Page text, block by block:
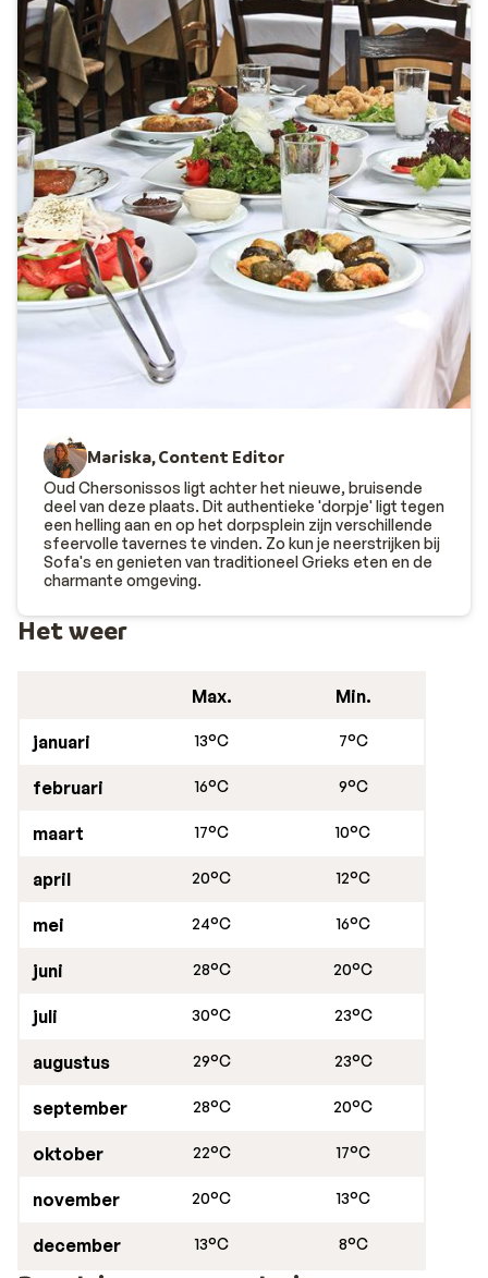
Overdag zon, ‘s avonds feest
Chersonissos heeft een heerlijk warm, mediterraans
klimaat. Vooral tijdens de zomermaanden zijn de
temperaturen perfect voor een ontspannen
strandvakantie. Hou jij wel van een feestje na al dat
relaxen? Ook dan is Chersonissos echt iets voor jou.
Niet voor niets staat deze plaats bekend als party-
paradijs. Je kunt hier tot diep in de nacht dansen
dankzij het grote aanbod van clubs, bars en andere
uitgaansgelegenheden. Maar ook overdag is het
centrumthe place to be
. Langs de gezellige boulevard
vind je de leukste barretjes en tavernes, en er is een
grote winkelstraat waar je met gemak een paar uur
zoet bent. Shop een nieuwe bikini voor op het strand of
scoor een fles lokale raki voor de thuisblijvers. Maak je
vakantie compleet met een
Spinalongaof ontdek de natuur van Kreta en maak een
wandeling door een imposante rotskloof. Genoeg te
Mariska, Content Editor
Oud Chersonissos ligt achter het nieuwe, bruisende
deel van deze plaats. Dit authentieke 'dorpje' ligt tegen
een helling aan en op het dorpsplein zijn verschillende
sfeervolle tavernes te vinden. Zo kun je neerstrijken bij
Sofa's en genieten van traditioneel Grieks eten en de
charmante omgeving.
Het weer
Max. Min.
januari 13°C 7°C
februari 16°C 9°C
maart 17°C 10°C
april 20°C 12°C
mei 24°C 16°C
juni 28°C 20°C
juli 30°C 23°C
augustus 29°C 23°C
september 28°C 20°C
oktober 22°C 17°C
november 20°C 13°C
december 13°C 8°C